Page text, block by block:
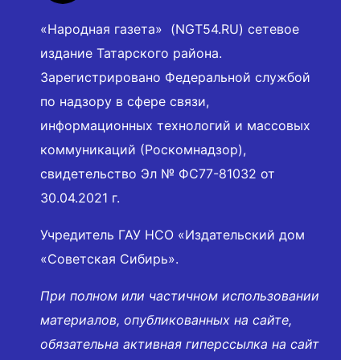
«Народная газета» (NGT54.RU) сетевое
издание Татарского района.
Зарегистрировано Федеральной службой
по надзору в сфере связи,
информационных технологий и массовых
коммуникаций (Роскомнадзор),
свидетельство Эл № ФС77-81032 от
30.04.2021 г.
Учредитель ГАУ НСО «Издательский дом
«Советская Сибирь».
При полном или частичном использовании
материалов, опубликованных на сайте,
обязательна активная гиперссылка на сайт